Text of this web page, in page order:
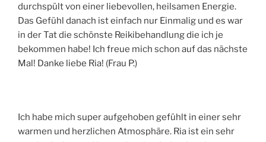
durchspült von einer liebevollen, heilsamen Energie.
Das Gefühl danach ist einfach nur Einmalig und es war
in der Tat die schönste Reikibehandlung die ich je
bekommen habe! Ich freue mich schon auf das nächste
Mal! Danke liebe Ria! (Frau P.)
Ich habe mich super aufgehoben gefühlt in einer sehr
warmen und herzlichen Atmosphäre. Ria ist ein sehr